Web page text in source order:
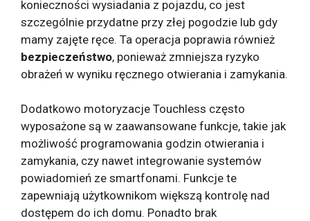
konieczności wysiadania z pojazdu, co jest
szczególnie przydatne przy złej pogodzie lub gdy
mamy zajęte ręce. Ta operacja poprawia również
bezpieczeństwo, ponieważ zmniejsza ryzyko
obrażeń w wyniku ręcznego otwierania i zamykania.
Dodatkowo motoryzacje Touchless często
wyposażone są w zaawansowane funkcje, takie jak
możliwość programowania godzin otwierania i
zamykania, czy nawet integrowanie systemów
powiadomień ze smartfonami. Funkcje te
zapewniają użytkownikom większą kontrolę nad
dostępem do ich domu. Ponadto brak